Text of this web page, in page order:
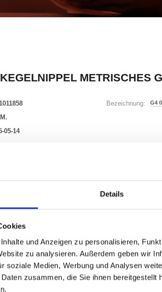
Details
und Anzeigen zu personalisieren,
zu analysieren. Außerdem geben wir
soziale Medien, Werbung und Analysen
zusammen, die Sie ihnen bereitgestellt
METRISCHES
1011858
05-14
Bezeichnung: G4